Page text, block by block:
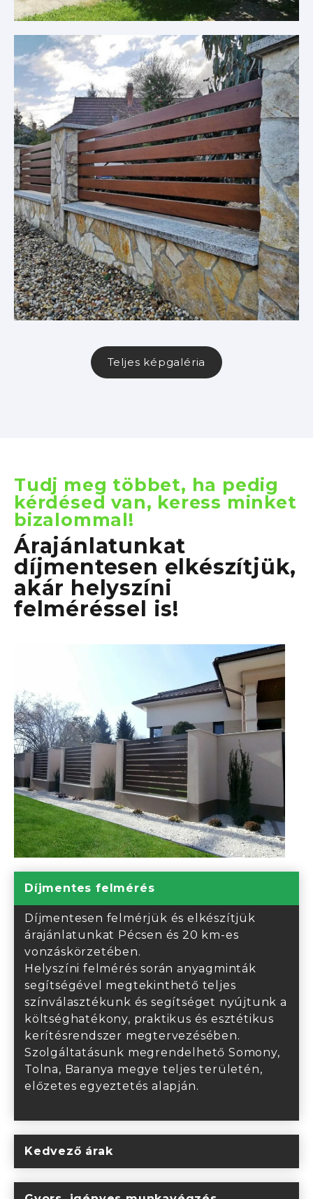
Teljes képgaléria
Tudj meg többet, ha pedig
kérdésed van, keress minket
bizalommal!
Árajánlatunkat
díjmentesen elkészítjük,
akár helyszíni
felméréssel is!
Díjmentes felmérés
Díjmentesen felmérjük és elkészítjük
árajánlatunkat Pécsen és 20 km-es
vonzáskörzetében.
Helyszíni felmérés során anyagminták
segítségével megtekinthető teljes
színválasztékunk és segítséget nyújtunk a
költséghatékony, praktikus és esztétikus
kerítésrendszer megtervezésében.
Szolgáltatásunk megrendelhető Somony,
Tolna, Baranya megye teljes területén,
előzetes egyeztetés alapján.
Kedvező árak